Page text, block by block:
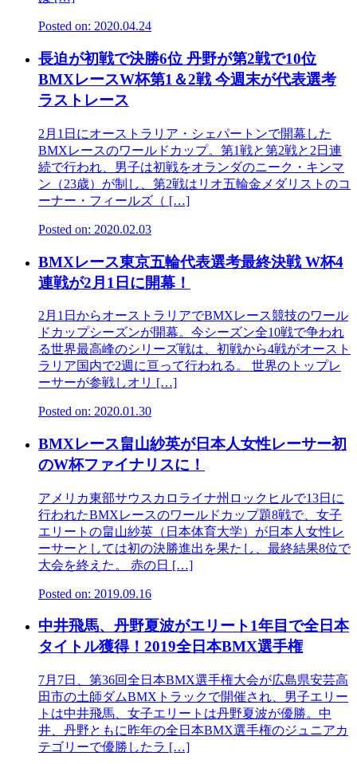
Posted on: 2020.04.24
長迫が初戦で決勝6位 丹野が第2戦で10位
BMXレースW杯第1＆2戦 今週末が代表選考
ラストレース
2月1日にオーストラリア・シェパートンで開幕した
BMXレースのワールドカップ。第1戦と第2戦と2日連
続で行われ、男子は初戦をオランダのニーク・キンマ
ン（23歳）が制し、第2戦はリオ五輪金メダリストのコ
ーナー・フィールズ（ […]
Posted on: 2020.02.03
BMXレース東京五輪代表選考最終決戦 W杯4
連戦が2月1日に開幕！
2月1日からオーストラリアでBMXレース競技のワール
ドカップシーズンが開幕。今シーズン全10戦で争われ
る世界最高峰のシリーズ戦は、初戦から4戦がオースト
ラリア国内で2週に亘って行われる。 世界のトップレ
ーサーが参戦しオリ […]
Posted on: 2020.01.30
BMXレース畠山紗英が日本人女性レーサー初
のW杯ファイナリスに！
アメリカ東部サウスカロライナ州ロックヒルで13日に
行われたBMXレースのワールドカップ題8戦で、女子
エリートの畠山紗英（日本体育大学）が日本人女性レ
ーサーとしては初の決勝進出を果たし、最終結果8位で
大会を終えた。 赤の日 […]
Posted on: 2019.09.16
中井飛馬、丹野夏波がエリート1年目で全日本
タイトル獲得！2019全日本BMX選手権
7月7日、第36回全日本BMX選手権大会が広島県安芸高
田市の土師ダムBMXトラックで開催され、男子エリー
トは中井飛馬、女子エリートは丹野夏波が優勝。中
井、丹野ともに昨年の全日本BMX選手権のジュニアカ
テゴリーで優勝したラ […]